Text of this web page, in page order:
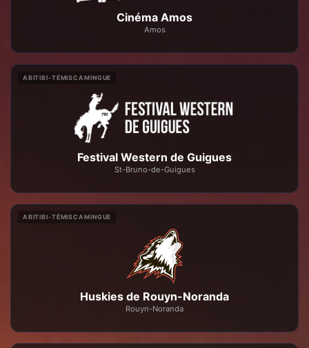
Cinéma Amos
Amos
ABITIBI-TÉMISCAMINGUE
Festival Western de Guigues
St-Bruno-de-Guigues
ABITIBI-TÉMISCAMINGUE
Huskies de Rouyn-Noranda
Rouyn-Noranda